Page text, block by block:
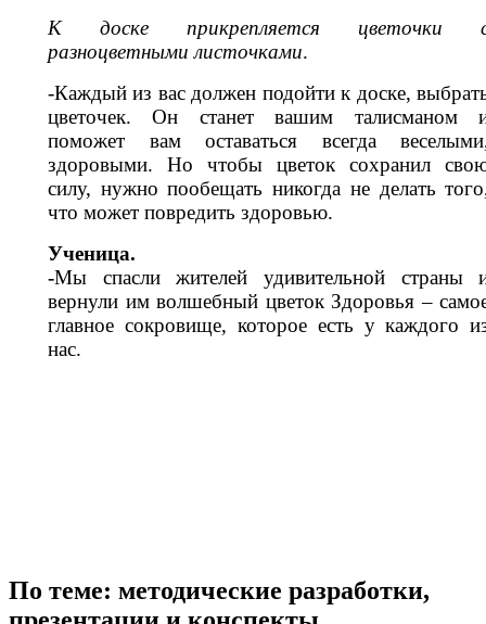
К доске прикрепляется цветочки
разноцветными листочками.
-Каждый из вас должен подойти к доске,
цветочек. Он станет вашим талисманом
поможет вам оставаться всегда
здоровыми. Но чтобы цветок сохранил
силу, нужно пообещать никогда не делать
что может повредить здоровью.
Ученица.
-Мы спасли жителей удивительной страны
вернули им волшебный цветок Здоровья –
главное сокровище, которое есть у каждого
нас.
По теме: методические разработки,